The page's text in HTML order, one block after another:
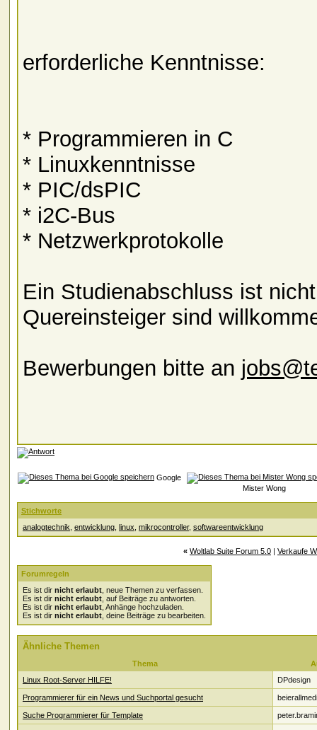
erforderliche Kenntnisse:
* Programmieren in C
* Linuxkenntnisse
* PIC/dsPIC
* i2C-Bus
* Netzwerkprotokolle
Ein Studienabschluss ist
Quereinsteiger sind
Bewerbungen bitte an
Google
Mister Wong
Stichworte
analogtechnik entwicklung linux mikrocontroller, softwareentwicklung
« Woltlab Suite Forum 5.0 | Verkaufe
Forumregeln
Es ist dir nicht erlaubt , neue Themen zu verfassen.
Es ist dir nicht erlaubt , auf Beiträge zu antworten.
Es ist dir nicht erlaubt , Anhänge hochzuladen.
Es ist dir nicht erlaubt , deine Beiträge zu bearbeiten.
Ähnliche Themen
Thema
Linux Root-Server HILFE!
DPdesign
Programmierer für ein News und Suchportal gesucht
Suche Programmierer für Template